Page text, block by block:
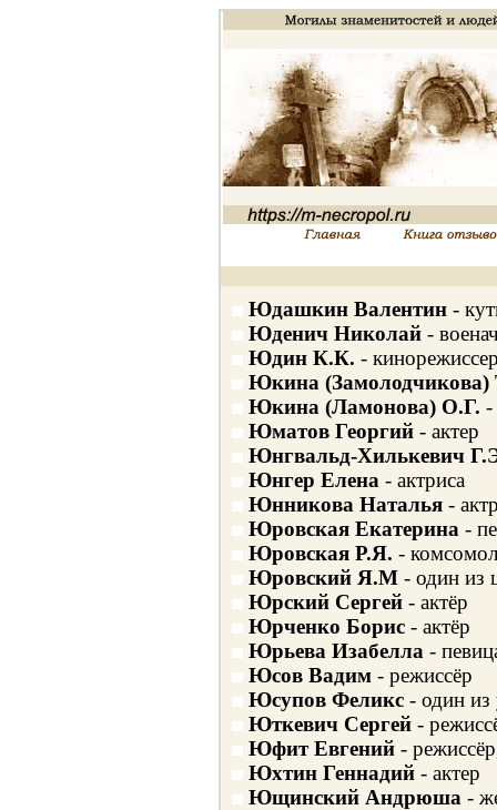
Юдашкин Валентин-
Юденич Николай -
Юдин К.К. -
Юкина (Замолодчикова)
Юкина (Ламонова) О.Г. -
Юматов Георгий - актер
Юнгвальд-Хилькевич
Юнгер Елена - актриса
Юнникова Наталья-
Юровская Екатерина -
Юровская Р.Я. -
Юровский Я.М- один из
Юрский Сергей- актёр
Юрченко Борис- актёр
Юрьева Изабелла -
Юсов Вадим- режиссёр
Юсупов Феликс- один из
Юткевич Сергей-
Юфит Евгений-
Юхтин Геннадий- актер
Ющинский Андрюша -